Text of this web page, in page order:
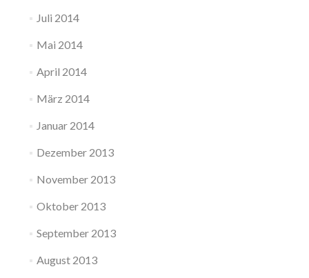
Juli 2014
Mai 2014
April 2014
März 2014
Januar 2014
Dezember 2013
November 2013
Oktober 2013
September 2013
August 2013